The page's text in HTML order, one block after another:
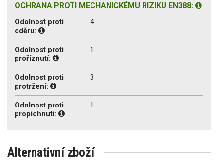
OCHRANA PROTI MECHANICKÉMU RIZIKU EN388:
Odolnost proti
oděru:
4
Odolnost proti
proříznutí:
1
Odolnost proti
protržení:
3
Odolnost proti
propíchnutí:
1
Alternativní zboží